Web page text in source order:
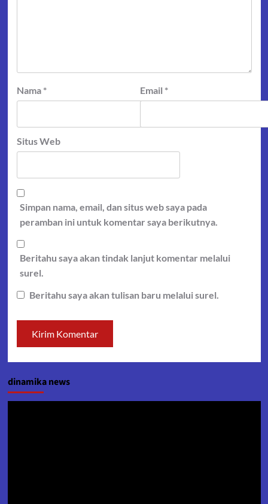
Nama * Email *
Situs Web
Simpan nama, email, dan situs web saya pada
peramban ini untuk komentar saya berikutnya.
Beritahu saya akan tindak lanjut komentar melalui
surel.
Beritahu saya akan tulisan baru melalui surel.
dinamika news